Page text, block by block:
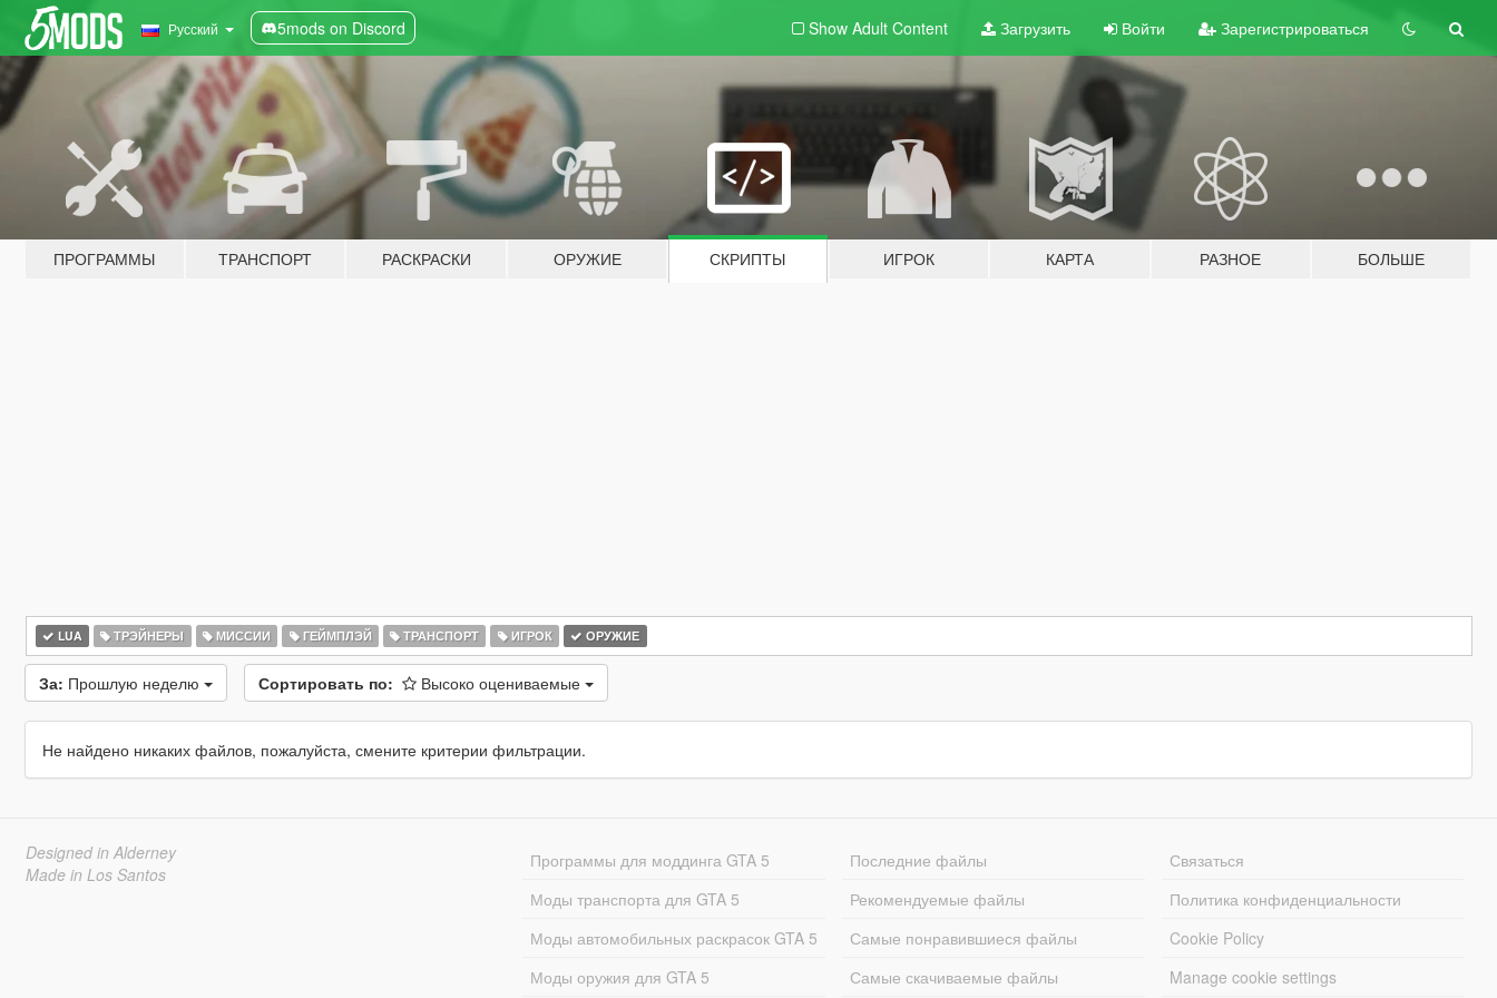
Русский 5mods on Discord Show Adult Content Загрузить Войти Зарегистрироваться
ПРОГРАММЫ ТРАНСПОРТ РАСКРАСКИ ОРУЖИЕ СКРИПТЫ ИГРОК КАРТА РАЗНОЕ БОЛЬШЕ
LUA ТРЭЙНЕРЫ МИССИИ ГЕЙМПЛЭЙ ТРАНСПОРТ ИГРОК ОРУЖИЕ
За: Прошлую неделю Сортировать по: Высоко оцениваемые
Не найдено никаких файлов, пожалуйста, смените критерии фильтрации.
Designed in Alderney
Made in Los Santos
Программы для моддинга GTA 5
Моды транспорта для GTA 5
Моды автомобильных раскрасок GTA 5
Моды оружия для GTA 5
Последние файлы
Рекомендуемые файлы
Самые понравившиеся файлы
Самые скачиваемые файлы
Связаться
Политика конфиденциальности
Cookie Policy
Manage cookie settings